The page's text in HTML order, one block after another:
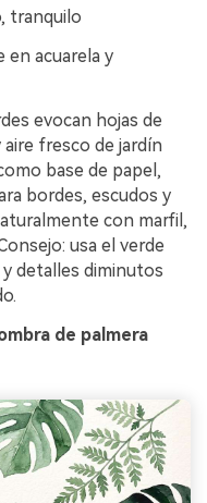
tranquilo
en acuarela y
evocan hojas de
fresco de jardín
base de papel,
bordes, escudos y
con marfil,
usa el verde
detalles diminutos
de palmera